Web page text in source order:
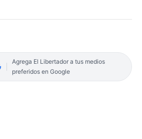
Agrega El Libertador a tus medios
preferidos en Google